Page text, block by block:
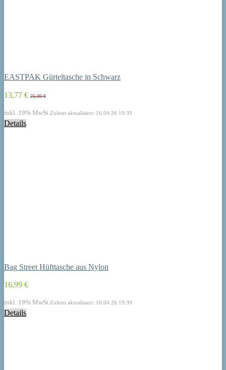
EASTPAK Gürteltasche in Schwarz
13,77 € 25,00 €
inkl. 19% MwSt. Zuletzt aktualisiert: 16.04.26 19:39
Details
Bag Street Hüfttasche aus Nylon
16,99 €
inkl. 19% MwSt. Zuletzt aktualisiert: 16.04.26 19:39
Details